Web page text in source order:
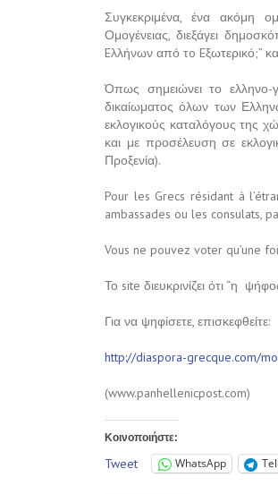
Συγκεκριμένα, ένα ακόμη
Ομογένειας, διεξάγει
Eλλήνων από τo Eξωτερικό;”
Όπως σημειώνει το ελληνο-
δικαίωματος όλων των
εκλογικούς καταλόγους της
και με προσέλευση σε
Προξενία).
Pour les Grecs résidant à
ambassades ou les consulats,
Vous ne pouvez voter qu’une
Το site διευκρινίζει ότι “η
Για να ψηφίσετε, επισκεφθείτε:
http://diaspora-grecque.com/
(www.panhellenicpost.com)
Κοινοποιήστε:
Tweet WhatsApp